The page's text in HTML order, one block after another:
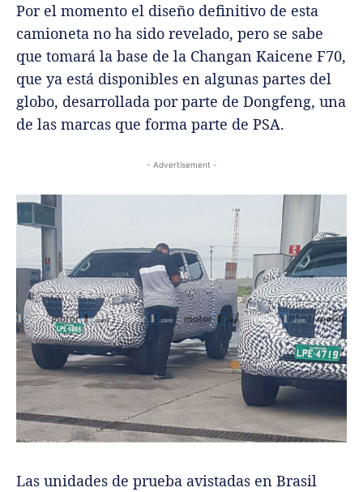
Por el momento el diseño definitivo de esta
camioneta no ha sido revelado, pero se sabe
que tomará la base de la Changan Kaicene F70,
que ya está disponibles en algunas partes del
globo, desarrollada por parte de Dongfeng, una
de las marcas que forma parte de PSA.
- Advertisement -
Las unidades de prueba avistadas en Brasil